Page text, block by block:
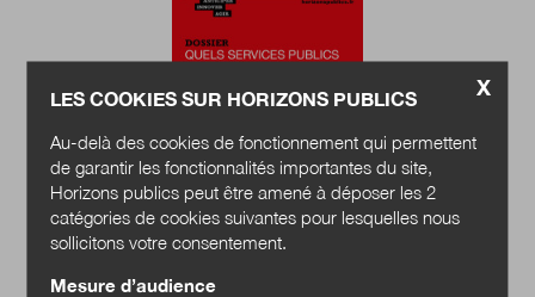
Quels services
X
LES COOKIES SUR HORIZONS PUBLICS
Au-delà des cookies de fonctionnement qui permettent
de garantir les fonctionnalités importantes du site,
Horizons publics peut être amené à déposer les 2
catégories de cookies suivantes pour lesquelles nous
sollicitons votre consentement.
Mesure d’audience